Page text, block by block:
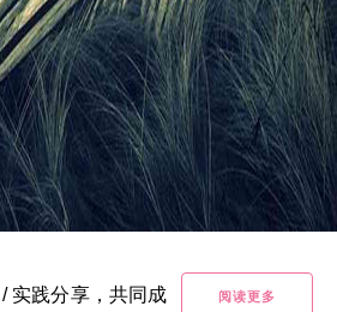
/ 实践分享，共同成
阅读更多